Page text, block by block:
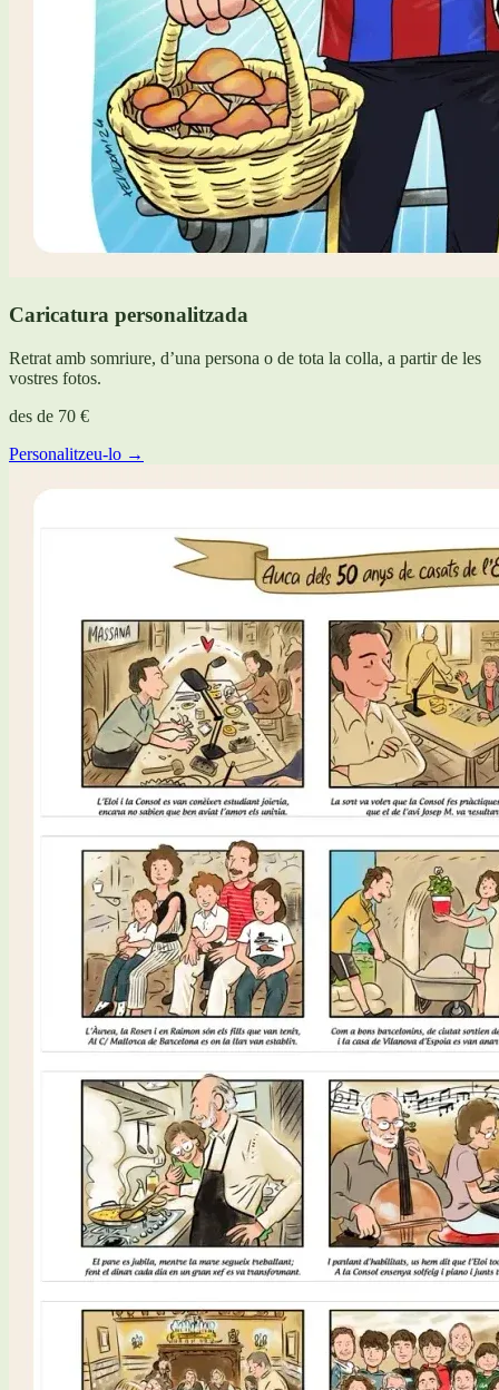
Caricatura personalitzada
Retrat amb somriure, d’una persona o de tota la colla, a partir de les
vostres fotos.
des de 70 €
Personalitzeu-lo →